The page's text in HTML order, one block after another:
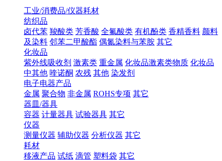
工业/消费品/仪器耗材
纺织品
卤代苯 羧酸类 芳香酸 全氟酸类 有机酚类 香精香料 颜料
及染料 邻苯二甲酸酯 偶氮染料与苯胺 其它
化妆品
紫外线吸收剂 激素类 重金属 化妆品激素类物质 化妆品
中其他 喹诺酮 农残 其他 染发剂
电子电器产品
金属 聚合物 非金属 ROHS专项 其它
器皿/器具
容器 计量器具 试验器具 其它
仪器
测量仪器 辅助仪器 分析仪器 其它
耗材
移液产品 试纸 滴管 塑料袋 其它